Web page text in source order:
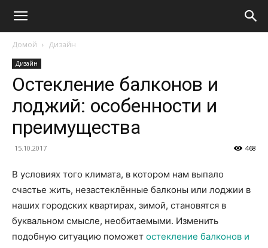
Домой Дизайн
Дизайн
Остекление балконов и
лоджий: особенности и
преимущества
15.10.2017 468
В условиях того климата, в котором нам выпало
счастье жить, незастеклённые балконы или лоджии в
наших городских квартирах, зимой, становятся в
буквальном смысле, необитаемыми. Изменить
подобную ситуацию поможет остекление балконов и